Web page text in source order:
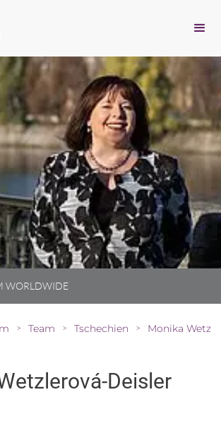
WORLDWIDE
> Team > Tschechien >
Deisler